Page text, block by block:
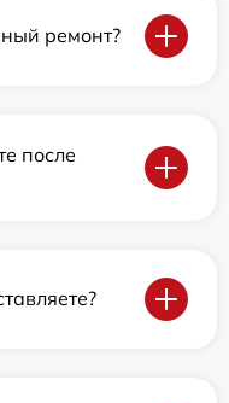
ремонт?
после